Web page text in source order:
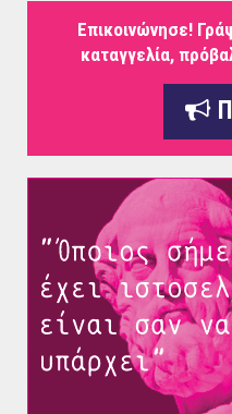
Επικοινώνησε!
καταγγελία,